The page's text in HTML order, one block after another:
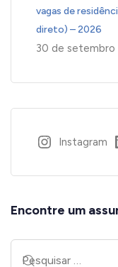
vagas de
direto) – 2026
30 de setembro
Instagram
Encontre um